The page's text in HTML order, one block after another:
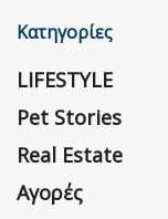
Κατηγορίες
LIFESTYLE
Pet Stories
Real Estate
Αγορές